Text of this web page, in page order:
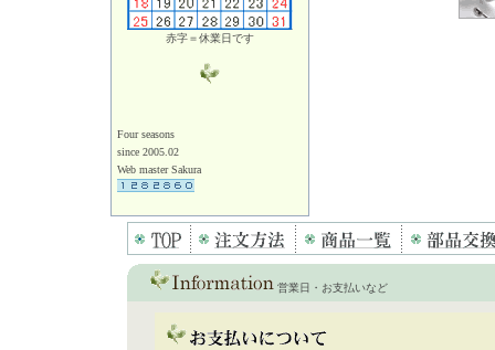
赤字＝休業日です
Four seasons
since 2005.02
Web master Sakura
営業日・お支払いなど